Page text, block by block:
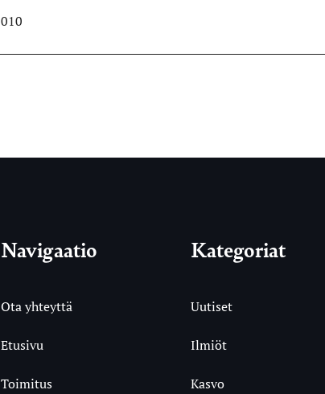
Navigaatio
Ota yhteyttä
Etusivu
Toimitus
Kategoriat
Uutiset
Ilmiöt
Kasvo